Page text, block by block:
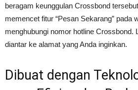
beragam keunggulan Crossbond
memencet fitur “Pesan Sekarang” pada
menghubungi nomor hotline Crossbond.
diantar ke alamat yang Anda inginkan.
Dibuat dengan